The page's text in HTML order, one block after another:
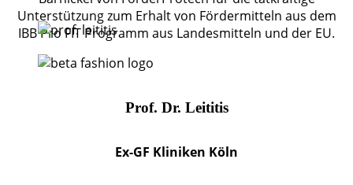
Unterstützung zum Erhalt von Fördermitteln aus dem
IBB Pro FIT Programm aus Landesmitteln und der EU.
Prof. Dr. Leititis
Ex-GF Kliniken Köln